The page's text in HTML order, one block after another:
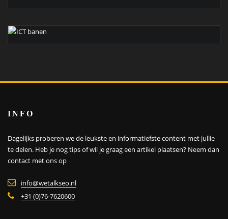
INFO
Dagelijks proberen we de leukste en informatiefste content met jullie
te delen. Heb je nog tips of wil je graag een artikel plaatsen? Neem dan
contact met ons op
info@wetalkseo.nl
+31 (0)76-7620600